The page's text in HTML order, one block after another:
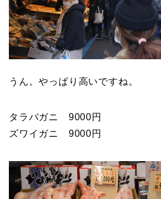
うん。やっぱり高いですね。
タラバガニ 9000円
ズワイガニ 9000円